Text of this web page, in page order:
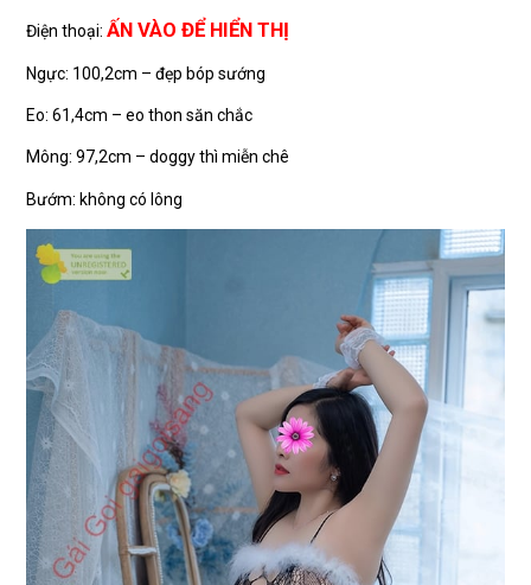
Điện thoại:ẤN VÀO ĐỂ HIỂN THỊ
Ngực: 100,2cm – đẹp bóp sướng
Eo: 61,4cm – eo thon săn chắc
Mông: 97,2cm – doggy thì miễn chê
Bướm: không có lông